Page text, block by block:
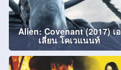
Alien: Covenant (2017) เอ
เลี่ยน โคเวแนนท์